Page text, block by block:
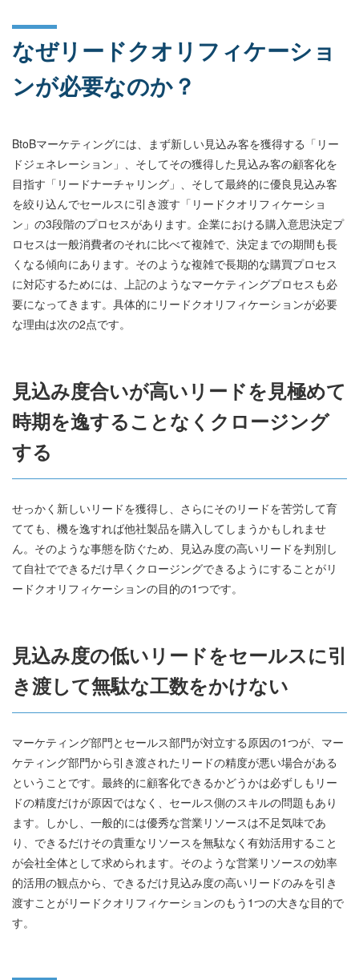
なぜリードクオリフィケーショ
ンが必要なのか？
BtoBマーケティングには、まず新しい見込み客を獲得する「リー
ドジェネレーション」、そしてその獲得した見込み客の顧客化を
目指す「リードナーチャリング」、そして最終的に優良見込み客
を絞り込んでセールスに引き渡す「リードクオリフィケーショ
ン」の3段階のプロセスがあります。企業における購入意思決定プ
ロセスは一般消費者のそれに比べて複雑で、決定までの期間も長
くなる傾向にあります。そのような複雑で長期的な購買プロセス
に対応するためには、上記のようなマーケティングプロセスも必
要になってきます。具体的にリードクオリフィケーションが必要
な理由は次の2点です。
見込み度合いが高いリードを見極めて
時期を逸することなくクロージング
する
せっかく新しいリードを獲得し、さらにそのリードを苦労して育
てても、機を逸すれば他社製品を購入してしまうかもしれませ
ん。そのような事態を防ぐため、見込み度の高いリードを判別し
て自社でできるだけ早くクロージングできるようにすることがリ
ードクオリフィケーションの目的の1つです。
見込み度の低いリードをセールスに引
き渡して無駄な工数をかけない
マーケティング部門とセールス部門が対立する原因の1つが、マー
ケティング部門から引き渡されたリードの精度が悪い場合がある
ということです。最終的に顧客化できるかどうかは必ずしもリー
ドの精度だけが原因ではなく、セールス側のスキルの問題もあり
ます。しかし、一般的には優秀な営業リソースは不足気味であ
り、できるだけその貴重なリソースを無駄なく有効活用すること
が会社全体として求められます。そのような営業リソースの効率
的活用の観点から、できるだけ見込み度の高いリードのみを引き
渡すことがリードクオリフィケーションのもう1つの大きな目的で
す。